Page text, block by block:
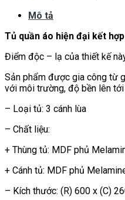
Mô tả
Tủ quần áo hiện đại kết
Điểm độc – lạ của thiết kế
Sản phẩm được gia công từ
với môi trường, độ bền lên
– Loại tủ: 3 cánh lùa
– Chất liệu:
+ Thùng tủ: MDF phủ
+ Cánh tủ: MDF phủ
– Kích thước: (R) 600 x (C)